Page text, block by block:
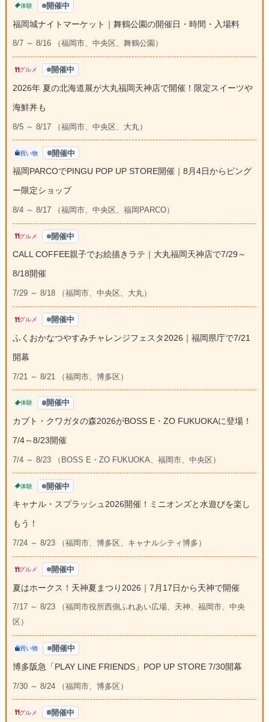
体験 開催中
福岡城ナイトマーケット｜舞鶴公園の開催日・時間・入場料
8/7 ～ 8/16 （福岡市、中央区、舞鶴公園）
グルメ 開催中
2026年 夏の北海道展が大丸福岡天神店で開催！限定スイーツや
海鮮丼も
8/5 ～ 8/17 （福岡市、中央区、大丸）
買い物 開催中
福岡PARCOでPINGU POP UP STORE開催｜8月4日からピング
ー限定ショップ
8/4 ～ 8/17 （福岡市、中央区、福岡PARCO）
グルメ 開催中
CALL COFFEE親子でお絵描きラテ｜大丸福岡天神店で7/29～
8/18開催
7/29 ～ 8/18 （福岡市、中央区、大丸）
グルメ 開催中
ふくおかなつやすみチャレンジフェスタ2026｜福岡県庁で7/21
開幕
7/21 ～ 8/21 （福岡市、博多区）
体験 開催中
カブト・クワガタの森2026がBOSS E・ZO FUKUOKAに登場！
7/4～8/23開催
7/4 ～ 8/23 （BOSS E・ZO FUKUOKA、福岡市、中央区）
体験 開催中
キャナル・スプラッシュ2026開催！ミニオンズと水遊びを楽し
もう！
7/24 ～ 8/23 （福岡市、博多区、キャナルシティ博多）
グルメ 開催中
夏はホークス！天神夏まつり2026｜7月17日から天神で開催
7/17 ～ 8/23 （福岡市役所西側ふれあい広場、天神、福岡市、中央
区）
買い物 開催中
博多阪急「PLAY LINE FRIENDS」POP UP STORE 7/30開幕
7/30 ～ 8/24 （福岡市、博多区）
グルメ 開催中